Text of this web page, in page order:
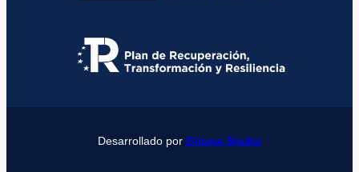
Desarrollado por Girona Studio